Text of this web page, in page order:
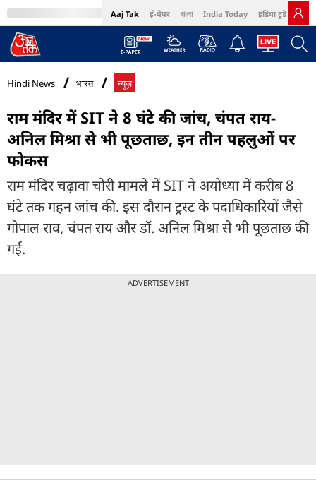
Aaj Tak ई-पेपर বাংলা India Today इंडिया टुडे हिंदी
MumbaiTak Cosmopolitan Harper's Bazaar Northeast
Hindi News भारत न्यूज़
राम मंदिर में SIT ने 8 घंटे की जांच, चंपत राय-
अनिल मिश्रा से भी पूछताछ, इन तीन पहलुओं पर
फोकस
राम मंदिर चढ़ावा चोरी मामले में SIT ने अयोध्या में करीब 8
घंटे तक गहन जांच की. इस दौरान ट्रस्ट के पदाधिकारियों जैसे
गोपाल राव, चंपत राय और डॉ. अनिल मिश्रा से भी पूछताछ की
गई.
ADVERTISEMENT